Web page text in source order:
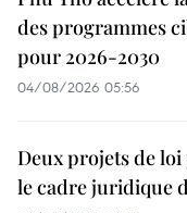
des programmes
pour 2026-2030
04/08/2026 05:56
Deux projets de
le cadre juridique